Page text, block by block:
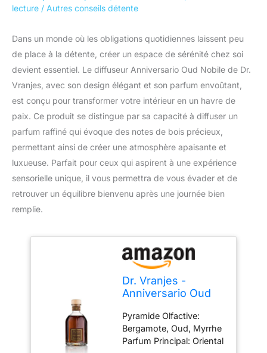
lecture / Autres conseils détente
Dans un monde où les obligations quotidiennes laissent peu
de place à la détente, créer un espace de sérénité chez soi
devient essentiel. Le diffuseur Anniversario Oud Nobile de Dr.
Vranjes, avec son design élégant et son parfum envoûtant,
est conçu pour transformer votre intérieur en un havre de
paix. Ce produit se distingue par sa capacité à diffuser un
parfum raffiné qui évoque des notes de bois précieux,
permettant ainsi de créer une atmosphère apaisante et
luxueuse. Parfait pour ceux qui aspirent à une expérience
sensorielle unique, il vous permettra de vous évader et de
retrouver un équilibre bienvenu après une journée bien
remplie.
Dr. Vranjes -
Anniversario Oud
Diffuseur
Pyramide Olfactive:
Bergamote, Oud, Myrrhe
Parfum Principal: Oriental